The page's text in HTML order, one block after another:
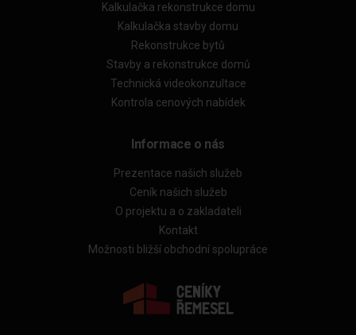
Kalkulačka rekonstrukce domu
Kalkulačka stavby domu
Rekonstrukce bytů
Stavby a rekonstrukce domů
Technická videokonzultace
Kontrola cenových nabídek
Informace o nás
Prezentace našich služeb
Ceník našich služeb
O projektu a o zakladateli
Kontakt
Možnosti bližší obchodní spolupráce